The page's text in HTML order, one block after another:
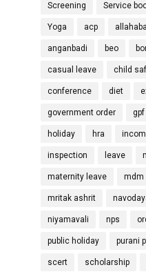
Screening Service
Yoga acp
anganbadi beo
casual leave child
conference diet
government order gpf
holiday hra
inspection leave
maternity leave mdm
mritak ashrit
niyamavali nps
public holiday purani
scert scholarship